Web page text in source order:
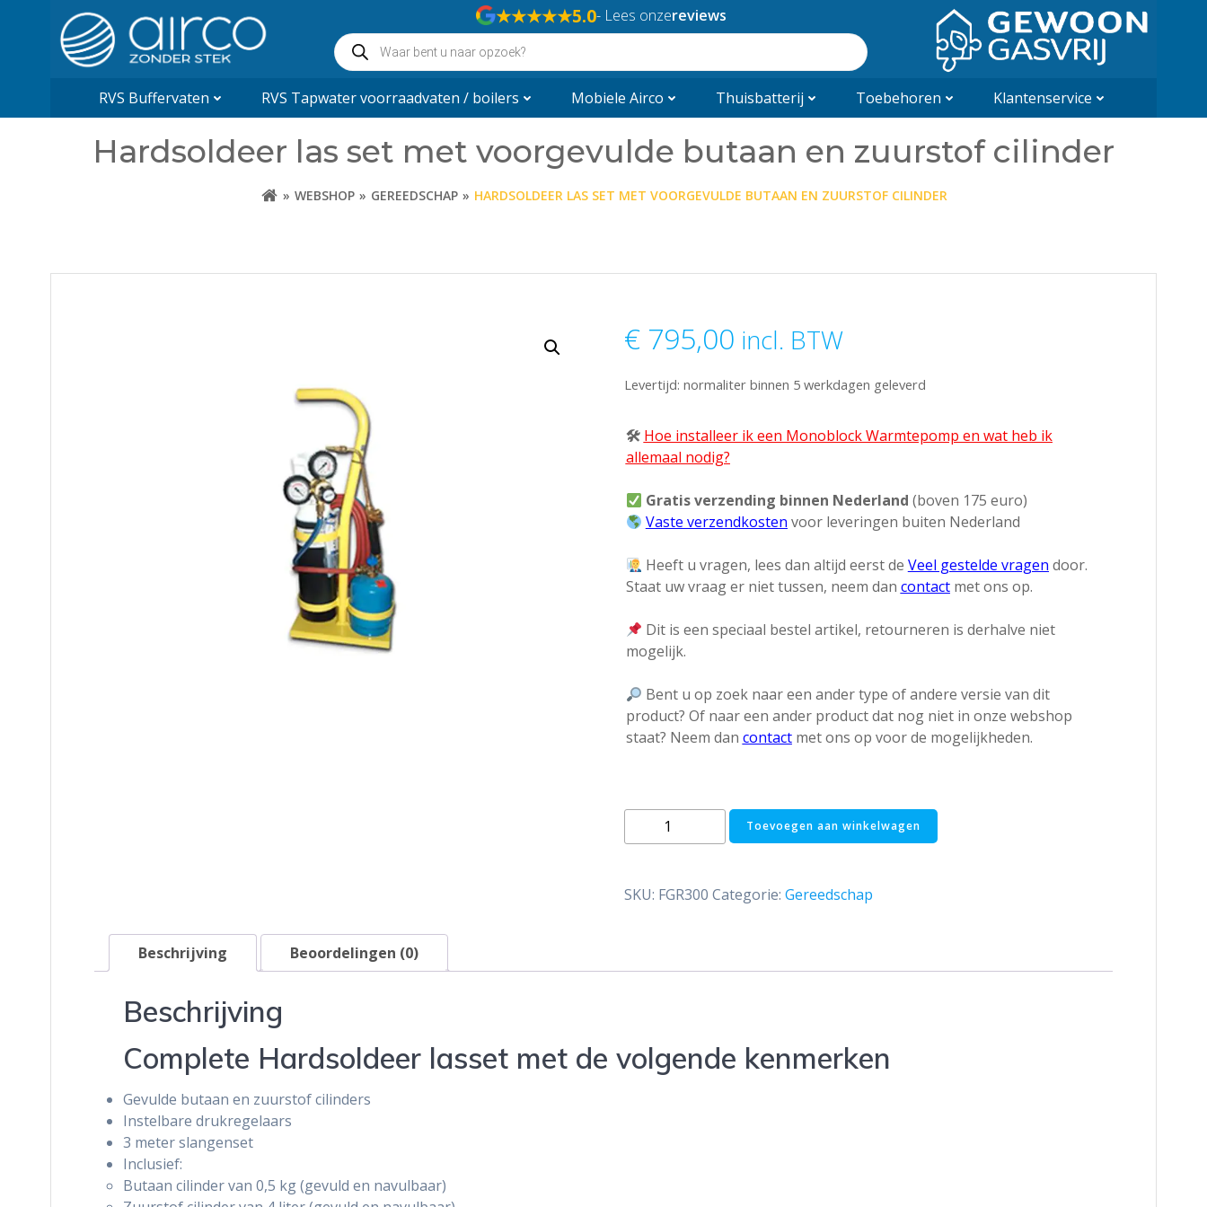
★★★★★5.0- Lees onzereviews
Producten
zoeken
RVS Buffervaten RVS Tapwater voorraadvaten / boilers Mobiele Airco Thuisbatterij Toebehoren Klantenservice
Hardsoldeer las set met voorgevulde butaan en zuurstof cilinder
WEBSHOP GEREEDSCHAP HARDSOLDEER LAS SET MET VOORGEVULDE BUTAAN EN ZUURSTOF CILINDER
€795,00 incl. BTW
Levertijd: normaliter binnen 5 werkdagen geleverd
🛠 Hoe installeer ik een Monoblock Warmtepomp en wat heb ik
allemaal nodig?
Gratis verzending binnen Nederland (boven 175 euro)
Vaste verzendkosten voor leveringen buiten Nederland
Heeft u vragen, lees dan altijd eerst de Veel gestelde vragen door.
Staat uw vraag er niet tussen, neem dan contactmet ons op.
Dit is een speciaal bestel artikel, retourneren is derhalve niet
mogelijk.
Bent u op zoek naar een ander type of andere versie van dit
product? Of naar een ander product dat nog niet in onze webshop
staat? Neem dan contactmet ons op voor de mogelijkheden.
Hardsoldeer
las
voorgevulde
zuurstof
Toevoegen aan winkelwagen
SKU: FGR300 Categorie: Gereedschap
Beschrijving Beoordelingen (0)
Beschrijving
Complete Hardsoldeer lasset met de volgende kenmerken
Gevulde butaan en zuurstof cilinders
Instelbare drukregelaars
3 meter slangenset
Inclusief:
Butaan cilinder van 0,5 kg (gevuld en navulbaar)